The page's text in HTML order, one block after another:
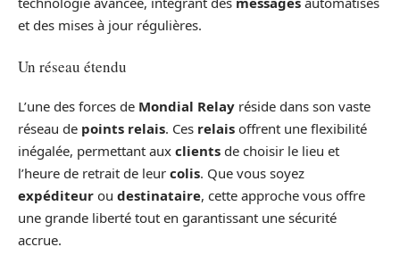
et des mises à jour régulières.
Un réseau étendu
L’une des forces de Mondial Relay réside dans son vaste
réseau de points relais. Ces relais offrent une flexibilité
inégalée, permettant aux clients de choisir le lieu et
l’heure de retrait de leur colis. Que vous soyez
expéditeur ou destinataire, cette approche vous offre
une grande liberté tout en garantissant une sécurité
accrue.